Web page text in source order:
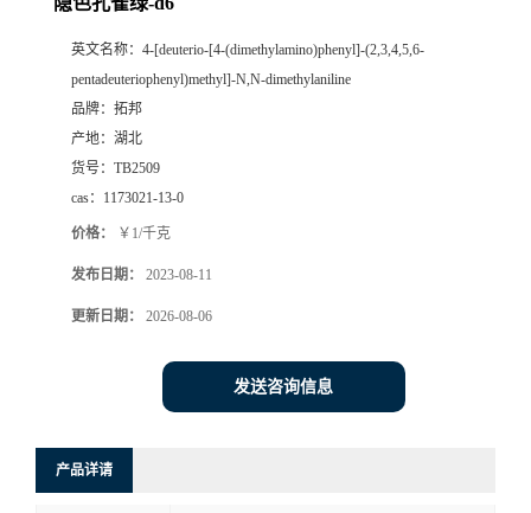
英文名称： 4-[deuterio-[4-(dimethylamino)phenyl]-(2,3,4,5,6-
pentadeuteriophenyl)methyl]-N,N-dimethylaniline
品牌： 拓邦
产地： 湖北
货号： TB2509
cas： 1173021-13-0
价格： ￥1/千克
发布日期： 2023-08-11
更新日期： 2026-08-06
发送咨询信息
产品详请